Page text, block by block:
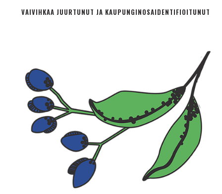
VAIVIHKAA JUURTUNUT JA KAUPUNGINOSA­IDENTIFIOITUNUT